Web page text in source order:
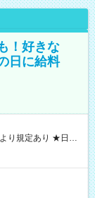
！好きな
日に給料
お仕事後はコ
試